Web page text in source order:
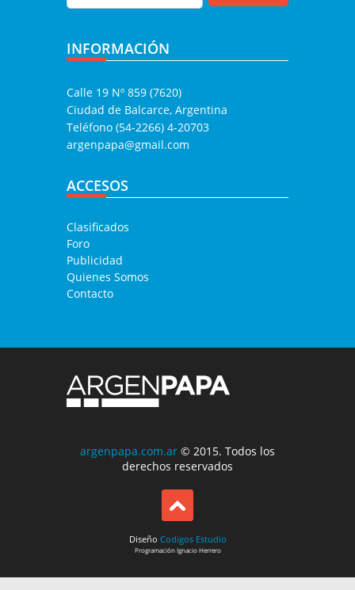
INFORMACIÓN
Calle 19 Nº 859 (7620)
Ciudad de Balcarce, Argentina
Teléfono (54-2266) 4-20703
argenpapa@gmail.com
ACCESOS
Clasificados
Foro
Publicidad
Quienes Somos
Contacto
argenpapa.com.ar © 2015. Todos los
derechos reservados
Diseño Codigos Estudio
ProgramaciónIgnacio Herrero